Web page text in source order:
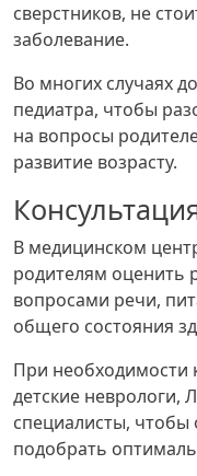
сверстников, не
заболевание.
Во многих случаях
педиатра, чтобы
на вопросы
развитие возрасту.
В медицинском
родителям оценить
вопросами речи,
общего состояния
При необходимости
детские неврологи,
специалисты, чтобы
подобрать